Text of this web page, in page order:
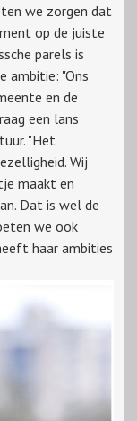
we zorgen dat
op de juiste
parels is
ambitie: "Ons
en de
een lans
"Het
Wij
maakt en
Dat is wel de
we ook
haar ambities